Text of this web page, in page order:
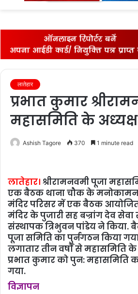
लातेहार
प्रभात कुमार
महासमिति के
Ashish Tagore 370 1 minute read
लातेहार। श्रीरामनवमी पूजा
एक बैठक थाना चौक के
मंदिर परिसर में एक बैठक आयोजित
मंदिर के पुजारी सह बज्रांग देव
संस्‍थापक त्रिभुवन पांडेय ने किया.
पूजा सम‍िति का पुर्नगठन किया
लगातार तीन वर्षों से महासमिति
प्रभात कुमार को पुन: महासमिति
गया.
विज्ञापन